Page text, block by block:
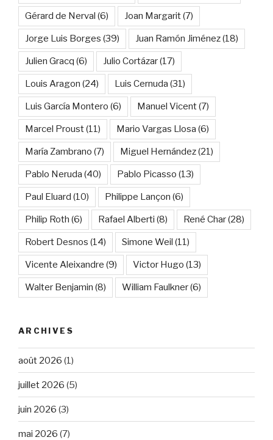
Gérard de Nerval (6) Joan Margarit(7)
Jorge Luis Borges (39) Juan Ramón Jiménez(18)
Julien Gracq (6) Julio Cortázar(17)
Louis Aragon (24) Luis Cernuda (31)
Luis García Montero (6) Manuel Vicent(7)
Marcel Proust(11) Mario Vargas Llosa (6)
María Zambrano (7) Miguel Hernández(21)
Pablo Neruda (40) Pablo Picasso (13)
Paul Eluard (10) Philippe Lançon (6)
Philip Roth (6) Rafael Alberti (8) René Char(28)
Robert Desnos (14) Simone Weil (11)
Vicente Aleixandre (9) Victor Hugo (13)
Walter Benjamin (8) William Faulkner(6)
ARCHIVES
août 2026 (1)
juillet 2026 (5)
juin 2026 (3)
mai 2026 (7)